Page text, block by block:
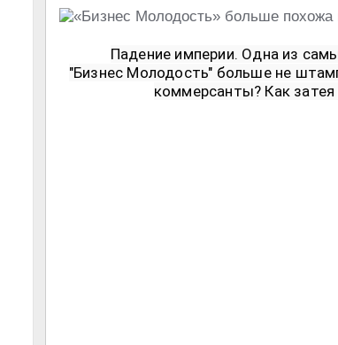
Падение империи. Одна из
"Бизнес Молодость" больше не
коммерсанты? Как